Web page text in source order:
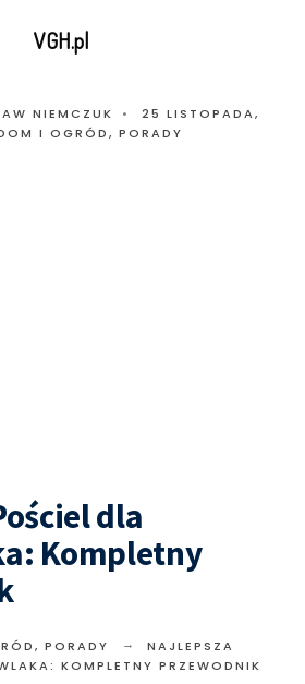
NIEMCZUK •
25 LISTOPADA,
I OGRÓD, PORADY
dla
Kompletny
, PORADY
NAJLEPSZA
KOMPLETNY PRZEWODNIK
VGH.pl